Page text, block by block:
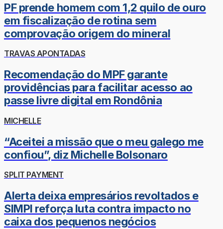
PF prende homem com 1,2 quilo de ouro
em fiscalização de rotina sem
comprovação origem do mineral
TRAVAS APONTADAS
Recomendação do MPF garante
providências para facilitar acesso ao
passe livre digital em Rondônia
MICHELLE
“Aceitei a missão que o meu galego me
confiou”, diz Michelle Bolsonaro
SPLIT PAYMENT
Alerta deixa empresários revoltados e
SIMPI reforça luta contra impacto no
caixa dos pequenos negócios